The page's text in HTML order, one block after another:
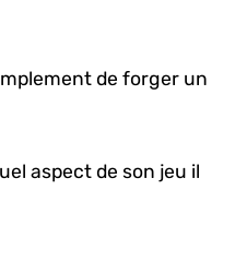
de forger un
aspect de son jeu il